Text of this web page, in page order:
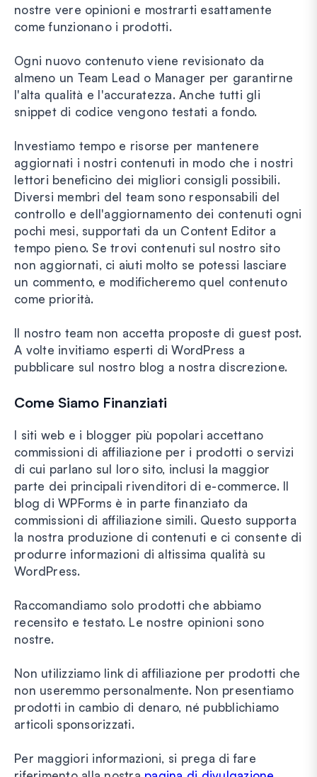
nostre vere opinioni e mostrarti esattamente
come funzionano i prodotti.
Ogni nuovo contenuto viene revisionato da
almeno un Team Lead o Manager per garantirne
l'alta qualità e l'accuratezza. Anche tutti gli
snippet di codice vengono testati a fondo.
Investiamo tempo e risorse per mantenere
aggiornati i nostri contenuti in modo che i nostri
lettori beneficino dei migliori consigli possibili.
Diversi membri del team sono responsabili del
controllo e dell'aggiornamento dei contenuti ogni
pochi mesi, supportati da un Content Editor a
tempo pieno. Se trovi contenuti sul nostro sito
non aggiornati, ci aiuti molto se potessi lasciare
un commento, e modificheremo quel contenuto
come priorità.
Il nostro team non accetta proposte di guest post.
A volte invitiamo esperti di WordPress a
pubblicare sul nostro blog a nostra discrezione.
Come Siamo Finanziati
I siti web e i blogger più popolari accettano
commissioni di affiliazione per i prodotti o servizi
di cui parlano sul loro sito, inclusi la maggior
parte dei principali rivenditori di e-commerce. Il
blog di WPForms è in parte finanziato da
commissioni di affiliazione simili. Questo supporta
la nostra produzione di contenuti e ci consente di
produrre informazioni di altissima qualità su
WordPress.
Raccomandiamo solo prodotti che abbiamo
recensito e testato. Le nostre opinioni sono
nostre.
Non utilizziamo link di affiliazione per prodotti che
non useremmo personalmente. Non presentiamo
prodotti in cambio di denaro, né pubblichiamo
articoli sponsorizzati.
Per maggiori informazioni, si prega di fare